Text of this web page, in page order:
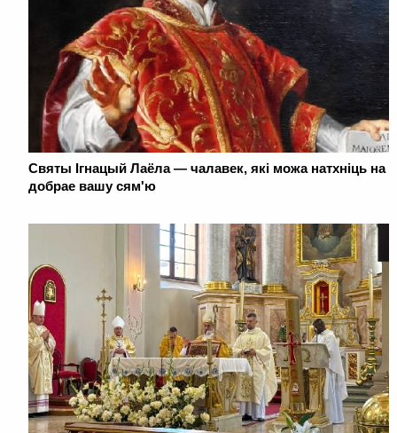
Святы Ігнацый Лаёла — чалавек, які можа натхніць на
добрае вашу сям'ю